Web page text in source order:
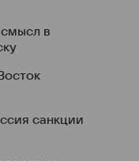
в
санкции